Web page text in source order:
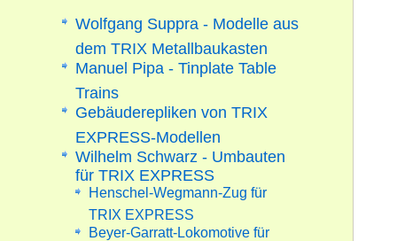
Wolfgang Suppra - Modelle aus
dem TRIX Metallbaukasten
Manuel Pipa - Tinplate Table
Trains
Gebäuderepliken von TRIX
EXPRESS-Modellen
Wilhelm Schwarz - Umbauten
für TRIX EXPRESS
Henschel-Wegmann-Zug für
TRIX EXPRESS
Beyer-Garratt-Lokomotive für